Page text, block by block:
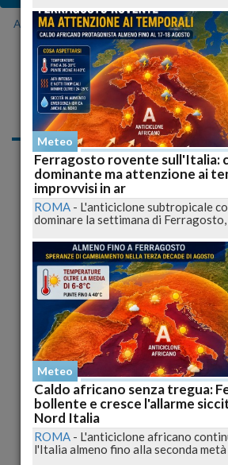
Ago Set Ott Nov Dic
Notizie di
Gennaio 2015
« 1 2 3 4
Cronaca
A fuoco bus di linea a Loreto
ma nessun ferito
PESCARA-Un pullman di linea ha preso
pomeriggio a Loreto Aprutino (Pescara)
pubblicato il 22/01/2015 17:20
Salute
Meteo
Ferragosto rovente sull'Italia:
dominante ma attenzione ai
improvvisi in ar
ROMA - L'anticiclone subtropicale
dominare la settimana di Ferragosto,
Meteo
Caldo africano senza tregua:
bollente e cresce l'allarme
Nord Italia
ROMA - L'anticiclone africano
l'Italia almeno fino alla seconda